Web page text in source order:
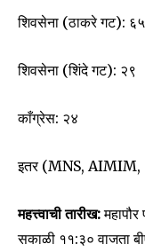
6,300
शिवसेना (ठाकरे गट): ६५
शिवसेना (शिंदे गट): २९
काँग्रेस: २४
इतर (MNS, AIMIM,
महत्त्वाची तारीख:
सकाळी ११:३० वाजता